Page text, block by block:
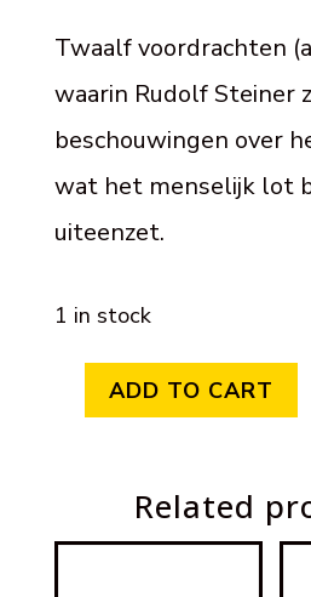
Twaalf voordrachten
waarin Rudolf Steiner
beschouwingen over
wat het menselijk lot
uiteenzet.
1 in stock
Het
ADD TO CART
Related